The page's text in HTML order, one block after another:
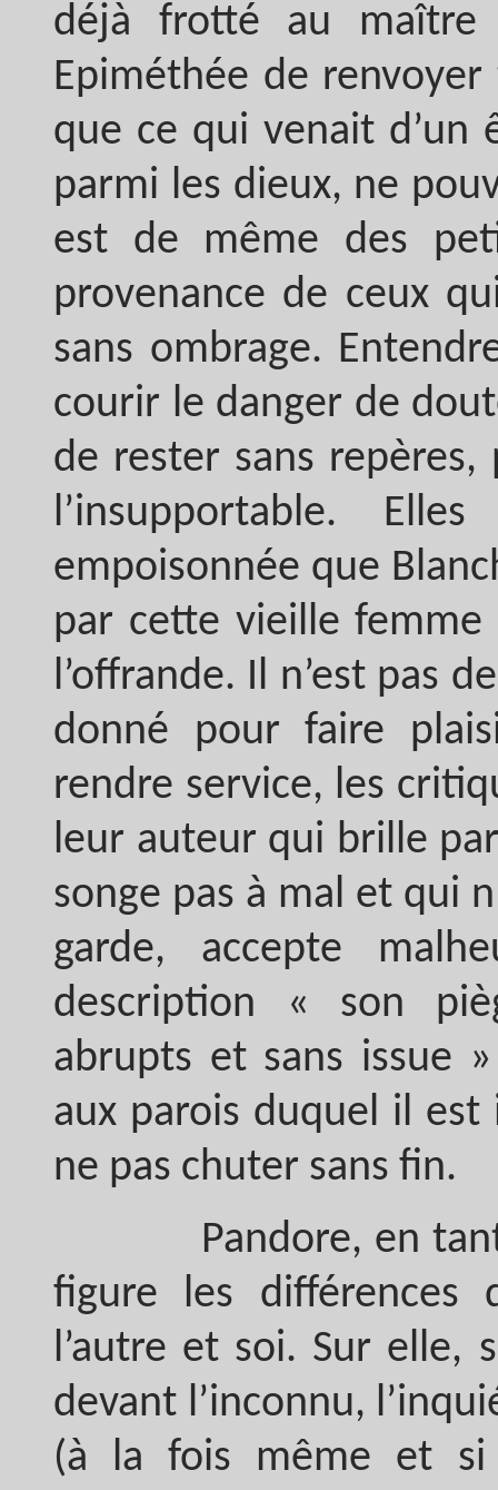
déjà frotté au maître
Epiméthée de
que ce qui venait d’un
parmi les dieux, ne
est de même des
provenance de ceux
sans ombrage.
courir le danger de
de rester sans
l’insupportable.
empoisonnée que
par cette vieille
l’offrande. Il n’est pas
donné pour faire
rendre service, les
leur auteur qui brille
songe pas à mal et qui
garde, accepte
description « son
abrupts et sans issue
aux parois duquel il est
ne pas chuter sans fin.
Pandore, en tant
figure les différences
l’autre et soi. Sur elle,
devant l’inconnu,
(à la fois même et